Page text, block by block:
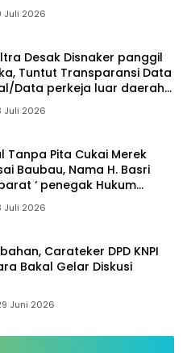
Juli 2026
Desak Disnaker panggil
Tuntut Transparansi Data
Data perkeja luar daerah
Keselamatan Kerja
Juli 2026
Tanpa Pita Cukai Merek
Baubau, Nama H. Basri
‘ penegak Hukum
Juli 2026
Carateker DPD KNPI
Bakal Gelar Diskusi
Juni 2026